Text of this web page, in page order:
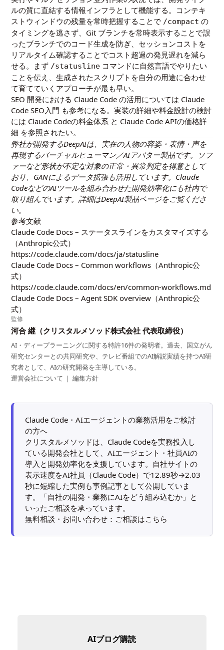
ルの質に直結する情報インフラとして機能する。コンテキ
ストウィンドウの残量を常時把握することで /compact の
タイミングを逃さず、Git ブランチを常時表示することで誤
ったブランチでのコード生成を防ぎ、セッションコストを
リアルタイム確認することでコスト超過の発見遅れを減ら
せる。まず /statusline コマンドに自然言語でやりたい
ことを伝え、生成されたスクリプトを自分の用途に合わせ
て育てていくアプローチが最も早い。
SEO 開発における Claude Code の活用については Claude
Code SEO入門 も参考になる。実装の詳細や料金設計の検討
には Claude Codeの料金体系 と Claude Code APIの価格詳
細 を参照されたい。
弊社が開発するDeepAIは、実在の人物の容姿・表情・声を
再現するバーチャルヒューマン／AIアバター製品です。ソフ
ァーなど形状が不定な対象の正常・異常判定を得意として
おり、GANによるデータ拡張も活用しています。Claude
CodeなどのAIツールを組み合わせた開発効率化にも社内で
取り組んでいます。詳細はDeepAI製品ページをご覧くださ
い。
参考文献
Claude Code Docs – ステータスラインをカスタマイズする
（Anthropic公式）
https://code.claude.com/docs/ja/statusline
Claude Code Docs – Common workflows（Anthropic公
式）
https://code.claude.com/docs/en/common-workflows.md
Claude Code Docs – Agent SDK overview（Anthropic公
式）
監修
河合 継（クリスタルメソッド株式会社 代表取締役）
AI・ディープラーニングに関する特許16件の発明者。過去、国立がん
研究センターとの共同研究や、テレビ番組でのAI解説実績を持つAI研
究者として、AIの研究開発を主導している。
運営会社について ｜編集方針
Claude Code・AIエージェントの業務活用をご検討
の方へ
クリスタルメソッドは、Claude Codeを実務投入し
ている開発会社として、AIエージェント・社員AIの
導入と開発効率化を支援しています。自社サイトの
表示速度をAI社員（Claude Code）で12.89秒→2.03
秒に短縮した実例も事例記事として公開していま
す。「自社の開発・業務にAIをどう組み込むか」と
いったご相談を承っています。
無料相談・お問い合わせ： ご相談はこちら
AIブログ購読